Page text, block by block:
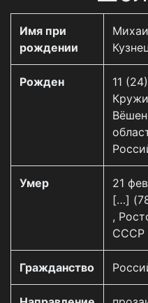
Имя при
рождении
Рожден
11
Умер
21
[…]
,
СССР
Гражданство